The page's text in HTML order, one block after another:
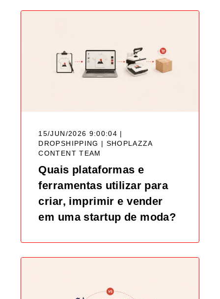
15/JUN/2026 9:00:04 |
DROPSHIPPING | SHOPLAZZA
CONTENT TEAM
Quais plataformas e
ferramentas utilizar para
criar, imprimir e vender
em uma startup de moda?